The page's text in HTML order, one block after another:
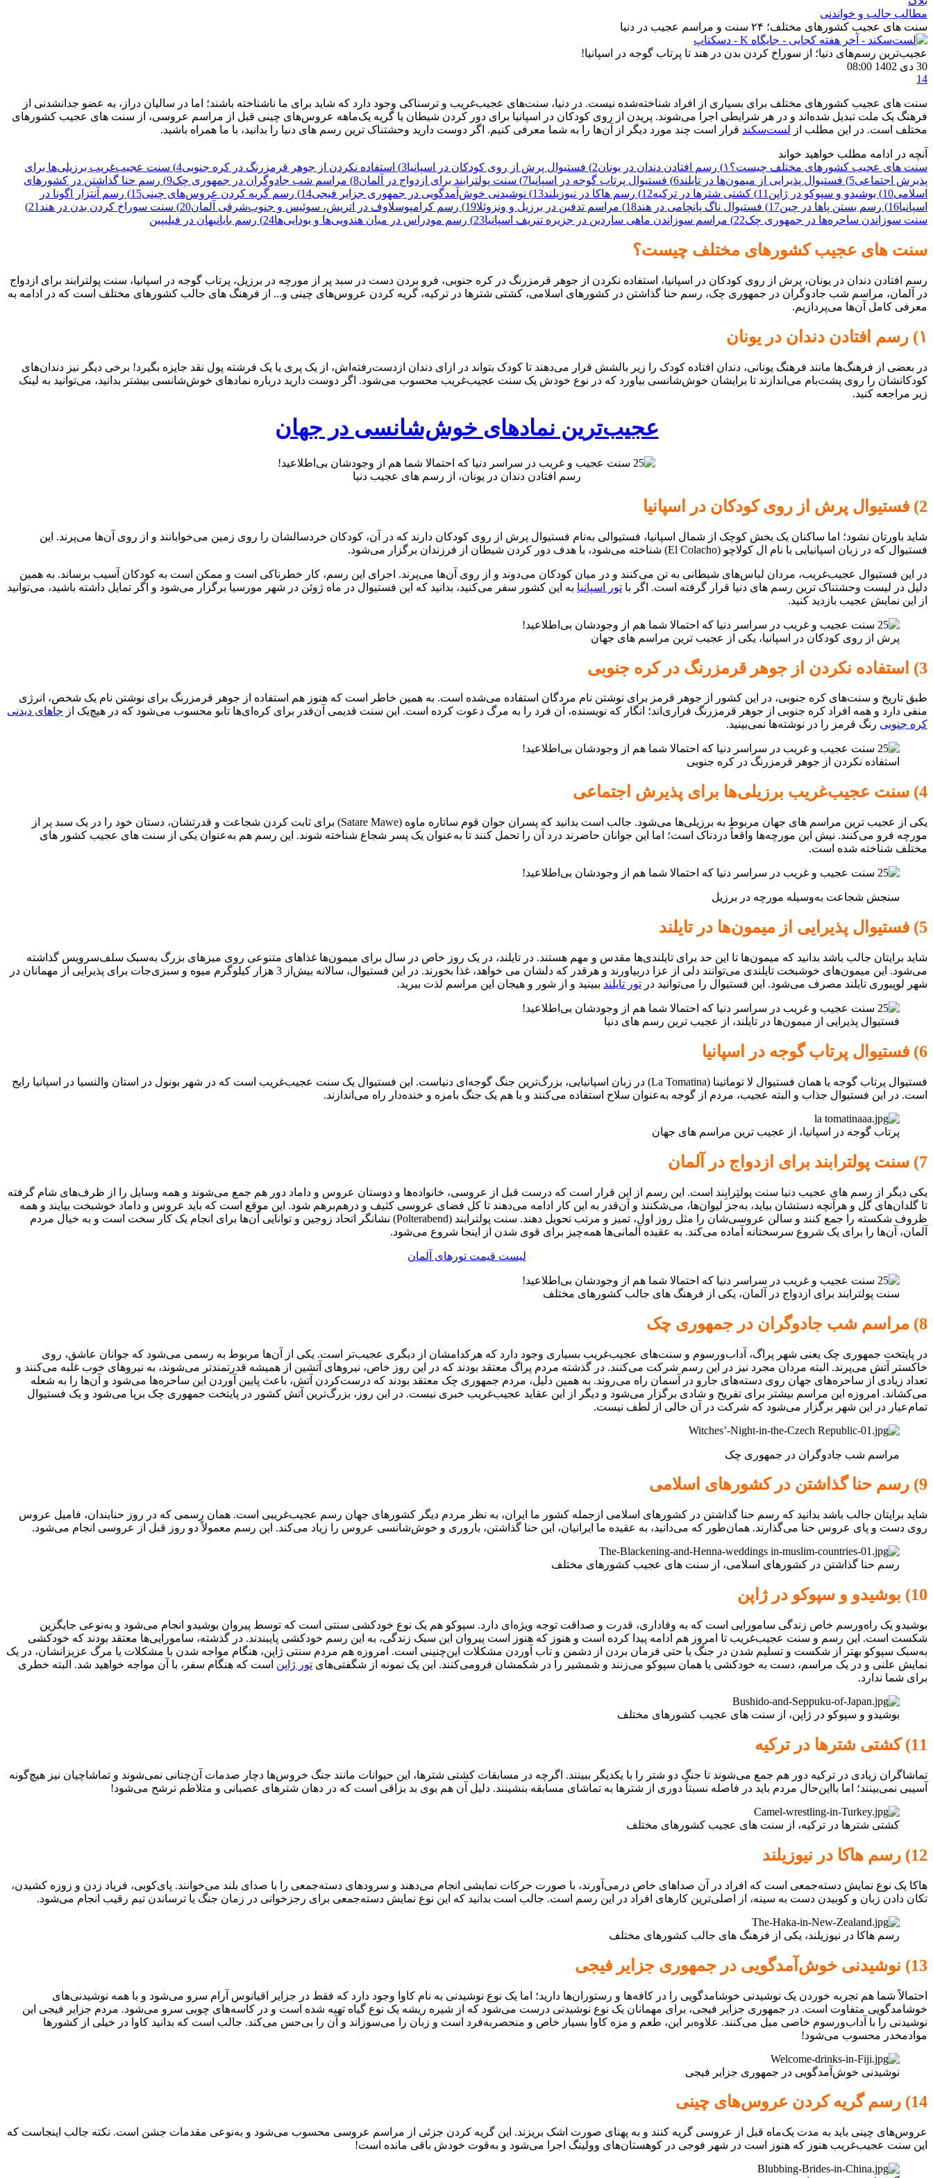
مطالب جالب و خواندنی
سنت های عجیب کشورهای مختلف؛ ۲۴ سنت و مراسم عجیب در دنیا
عجیب‌ترین رسم‌های دنیا؛ از سوراخ کردن بدن در هند تا پرتاب گوجه در اسپانیا!
30 دی 1402 08:00
14
سنت های عجیب کشورهای مختلف برای بسیاری از افراد شناخته‌شده نیست. در دنیا، سنت‌‌های عجیب‌غریب و ترسناکی وجود دارد که شاید برای ما ناشناخته باشند؛ اما در سالیان دراز، به عضو جدانشدنی از
فرهنگ یک ملت تبدیل شده‌اند و در هر شرایطی اجرا می‌شوند. پریدن از روی کودکان در اسپانیا برای دور کردن شیطان یا گریه یک‌ماهه عروس‌های چینی قبل از مراسم عروسی، از سنت های عجیب کشورهای
مختلف است. در این مطلب از لست‌سکند قرار است چند مورد دیگر از آن‌ها را به شما معرفی کنیم. اگر دوست دارید وحشتناک ترین رسم های دنیا را بدانید، با ما همراه باشید.
آنچه در ادامه مطلب خواهید خواند
سنت های عجیب کشورهای مختلف چیست؟ ۱) رسم افتادن دندان در یونان 2) فستیوال پرش از روی کودکان در اسپانیا 3) استفاده نکردن از جوهر قرمزرنگ در کره جنوبی
4) سنت عجیب‌غریب برزیلی‌ها برای
پذیرش اجتماعی5) فستیوال پذیرایی از میمون‌ها در تایلند 6) فستیوال پرتاب گوجه در اسپانیا 7) سنت پولترابند برای ازدواج در آلمان 8) مراسم شب جادوگران در جمهوری چک
9) رسم حنا‌ گذاشتن در کشور‌های
اسلامی10) بوشیدو و سپوکو در ژاپن 11) کشتی شتر‌ها در ترکیه 12) رسم هاکا در نیوزیلند 13) نوشیدنی خوش‌آمدگویی در جمهوری جزایر فیجی 14) رسم گریه‌ کردن عروس‌های چینی
15) رسم آنتزار اگونا در
اسپانیا16) رسم بستن پا‌ها در چین 17) فستیوال ناگ پانچامی در هند 18) مراسم تدفین در برزیل و ونزوئلا 19) رسم کرامپوسلاوف در اتریش، سوئیس و جنوب‌شرقی آلمان 20) سنت سوراخ‌ کردن بدن در هند
21)
سنت سوزاندن ساحره‌ها در جمهوری چک22) مراسم سوزاندن ماهی ساردین در جزیره تنریف اسپانیا 23) رسم مودراس در میان هندویی‌ها و بودایی‌ها 24) رسم بایانیهان در فیلیپین
سنت های عجیب کشورهای مختلف چیست؟
رسم افتادن دندان در یونان، پرش از روی کودکان در اسپانیا، استفاده نکردن از جوهر قرمزرنگ در کره جنوبی، فرو بردن دست در سبد پر از مورچه در برزیل، پرتاب گوجه در اسپانیا، سنت پولترابند برای ازدواج
در آلمان، مراسم شب جادوگران در جمهوری چک، رسم حنا‌ گذاشتن در کشور‌های اسلامی، کشتی شتر‌ها در ترکیه، گریه‌ کردن عروس‌های چینی و... از فرهنگ های جالب کشورهای مختلف است که در ادامه به
معرفی کامل آن‌ها می‌پردازیم.
۱) رسم افتادن دندان در یونان
در بعضی از فرهنگ‌ها مانند فرهنگ یونانی، دندان افتاده کودک را زیر بالشش قرار می‌دهند تا کودک بتواند در ازای دندان ازدست‌رفته‌اش، از یک پری یا یک فرشته پول نقد جایزه بگیرد! برخی دیگر نیز دندان‌های
کودکانشان را روی پشت‌بام می‌اندازند تا برایشان خوش‌شانسی بیاورد که در نوع خودش یک سنت عجیب‌غریب محسوب می‌شود. اگر دوست دارید درباره نمادهای خوش‌شانسی بیشتر بدانید، می‌توانید به لینک
زیر مراجعه کنید.
عجیب‌ترین نمادهای خوش‌شانسی در جهان
رسم افتادن دندان در یونان، از رسم های عجیب دنیا
2) فستیوال پرش از روی کودکان در اسپانیا
شاید باورتان نشود؛ اما ساکنان یک بخش کوچک از شمال اسپانیا، فستیوالی به‌نام فستیوال پرش از روی کودکان دارند که در آن، کودکان خردسالشان را روی زمین می‌خوابانند و از روی آن‌ها می‌پرند. این
فستیوال که در زبان اسپانیایی با نام ال کولاچو (El Colacho) شناخته می‌شود، با هدف دور کردن شیطان از فرزندان برگزار می‌شود.
در این فستیوال عجیب‌غریب، مردان لباس‌های شیطانی به تن می‌کنند و در میان کودکان می‌دوند و از روی آن‌ها می‌پرند. اجرای این رسم، کار خطرناکی است و ممکن است به کودکان آسیب برساند. به همین
دلیل در لیست وحشتناک ترین رسم های دنیا قرار گرفته است. اگر با تور اسپانیا به این کشور سفر می‌کنید،‌ بدانید که این فستیوال در ماه ژوئن در شهر مورسیا برگزار می‌شود و اگر تمایل داشته باشید، می‌توانید
از این نمایش عجیب بازدید کنید.
پرش از روی کودکان در اسپانیا، یکی از عجیب ترین مراسم های جهان
3) استفاده نکردن از جوهر قرمزرنگ در کره جنوبی
طبق تاریخ و سنت‌های کره جنوبی، در این کشور از جوهر قرمز برای نوشتن نام مردگان استفاده می‌شده است. به همین خاطر است که هنوز هم استفاده از جوهر قرمزرنگ برای نوشتن نام یک شخص، انرژی
منفی دارد و همه افراد کره جنوبی از جوهر قرمزرنگ فراری‌اند؛ انگار که نویسنده، آن فرد را به مرگ دعوت کرده است. این سنت قدیمی آن‌قدر برای کره‌ای‌ها تابو محسوب می‌شود که در هیچ‌یک از جاهای دیدنی
کره جنوبی رنگ قرمز را در نوشته‌ها نمی‌بینید.
استفاده نکردن از جوهر قرمزرنگ در کره جنوبی
4) سنت عجیب‌غریب برزیلی‌ها برای پذیرش اجتماعی
یکی از عجیب ترین مراسم های جهان مربوط به برزیلی‌ها می‌شود. جالب است بدانید که پسران جوان قوم ساتاره ماوه (Satare Mawe) برای ثابت کردن شجاعت و قدرتشان، دستان خود را در یک سبد پر از
مورچه فرو می‌کنند. نیش این مورچه‌ها واقعاً دردناک است؛ اما این جوانان حاضرند درد آن را تحمل کنند تا به‌عنوان یک پسر شجاع شناخته شوند. این رسم هم به‌عنوان یکی از سنت های عجیب کشور های
مختلف شناخته شده است.
سنجش شجاعت به‌وسیله مورچه در برزیل
5) فستیوال پذیرایی از میمون‌ها در تایلند
شاید برایتان جالب باشد بدانید که میمون‌ها تا این حد برای تایلندی‌ها مقدس و مهم هستند. در تایلند، در یک روز خاص در سال برای میمون‌ها غذاهای متنوعی روی میزهای بزرگ به‌سبک سلف‌سرویس گذاشته
می‌شود. این میمون‌های خوشبخت تایلندی می‌توانند دلی از عزا دربیاورند و هرقدر که دلشان می خواهد، غذا بخورند. در این فستیوال، سالانه بیش‌از 3 هزار کیلوگرم میوه و سبزی‌جات برای پذیرایی از مهمانان در
شهر لوپبوری تایلند مصرف می‌شود. این فستیوال را می‌توانید در تور تایلند ببینید و از شور و هیجان این مراسم لذت ببرید.
فستیوال پذیرایی از میمون‌ها در تایلند، از عجیب ترین رسم های دنیا
6) فستیوال پرتاب گوجه در اسپانیا
فستیوال پرتاب گوجه یا همان فستیوال لا توماتینا (La Tomatina) در زبان اسپانیایی، بزرگ‌ترین جنگ گوجه‌ای دنیاست. این فستیوال یک سنت عجیب‌غریب است که در شهر بونول در استان والنسیا در اسپانیا رایج
است. در این فستیوال جذاب و البته عجیب، مردم از گوجه به‌عنوان سلاح استفاده می‌کنند و با هم یک جنگ بامزه و خنده‌دار راه می‌اندازند.
پرتاب گوجه در اسپانیا، از عجیب ترین مراسم های جهان
7) سنت پولترابند برای ازدواج در آلمان
یکی دیگر از رسم های عجیب دنیا سنت پولتِرابِند است. این رسم از این قرار است که درست قبل از عروسی، خانواده‌ها و دوستان عروس و داماد دور هم جمع می‌شوند و همه وسایل را از ظرف‌های شام گرفته
تا گلدان‌های گل و هرآنچه دستشان بیاید، به‌جز لیوان‌ها، می‌شکنند و آن‌قدر به این کار ادامه می‌دهند تا کل فضای عروسی کثیف و درهم‌برهم شود. این موقع است که باید عروس و داماد خوشبخت بیایند و همه
ظروف شکسته را جمع کنند و سالن عروسی‌شان را مثل روز اول، تمیز و مرتب تحویل دهند. سنت پولترابند (Polterabend) نشانگر اتحاد زوجین و توانایی آن‌ها برای انجام یک کار سخت است و به خیال مردم
آلمان، آن‌ها را برای یک شروع سرسختانه آماده می‌کند. به عقیده آلمانی‌ها همه‌چیز برای قوی شدن از اینجا شروع می‌شود.
لیست قیمت تورهای آلمان
سنت پولترابند برای ازدواج در آلمان، یکی از فرهنگ های جالب کشورهای مختلف
8) مراسم شب جادوگران در جمهوری چک
در پایتخت جمهوری چک یعنی شهر پراگ، آداب‌و‌رسوم و سنت‌های عجیب‌غریب بسیاری وجود دارد که هرکدامشان از دیگری عجیب‌تر است. یکی از آن‌ها مربوط به رسمی می‌شود که جوانان عاشق، روی
خاکستر آتش می‌پرند. البته مردان مجرد نیز در این رسم شرکت می‌کنند. در گذشته مردم پراگ معتقد بودند که در این روز خاص، نیروهای آتشین از همیشه قدرتمند‌تر می‌شوند، به نیرو‌های خوب غلبه می‌کنند و
تعداد زیادی از ساحره‌های جهان روی دسته‌های جارو در آسمان راه می‌روند. به همین دلیل، مردم جمهوری چک معتقد بودند که درست‌کردن آتش، باعث پایین آوردن این ساحره‌ها می‌شود و آن‌ها را به شعله
می‌کشاند. امروزه این مراسم بیشتر برای تفریح و شادی برگزار می‌شود و دیگر از این عقاید عجیب‌غریب خبری نیست. در این روز، بزرگ‌ترین آتش کشور در پایتخت جمهوری چک برپا می‌شود و یک فستیوال
تمام‌عیار در این شهر برگزار می‌شود که شرکت در آن خالی از لطف نیست.
مراسم شب جادوگران در جمهوری چک
9) رسم حنا‌ گذاشتن در کشور‌های اسلامی
شاید برایتان جالب باشد بدانید که رسم حنا گذاشتن در کشورهای اسلامی ازجمله کشور ما ایران، به نظر مردم دیگر کشورهای جهان رسم عجیب‌غریبی است. همان رسمی که در روز حنابندان، فامیل عروس
روی دست و پای عروس حنا می‌گذارند. همان‌طور که می‌دانید، به عقیده ما ایرانیان، این حنا گذاشتن، باروری و خوش‌شانسی عروس را زیاد می‌کند. این رسم معمولاً دو روز قبل از عروسی انجام می‌شود.
رسم حنا‌ گذاشتن در کشور‌های اسلامی، از سنت های عجیب کشورهای مختلف
10) بوشیدو و سپوکو در ژاپن
بوشیدو یک راه‌و‌رسم خاص زندگی سامورایی است که به وفاداری، قدرت و صداقت توجه ویژه‌ای دارد. سپوکو هم یک نوع خودکشی سنتی است که توسط پیروان بوشیدو انجام می‌شود و به‌نوعی جایگزین
شکست است. این رسم و سنت عجیب‌غریب تا امروز هم ادامه پیدا کرده است و هنوز که هنوز است پیروان این سبک زندگی، به این رسم خودکشی پایبندند. در گذشته، سامورایی‌ها معتقد بودند که خودکشی
به‌سبک سپوکو بهتر از شکست و تسلیم شدن در جنگ یا حتی فرمان‌ بردن از دشمن و تاب آوردن مشکلات این‌چنینی است. امروزه هم مردم سنتی ژاپن، هنگام مواجه شدن با مشکلات یا مرگ عزیزانشان، در یک
نمایش علنی و در یک مراسم، دست به خودکشی یا همان سپوکو می‌زنند و شمشیر را در شکمشان فرومی‌کنند. این یک نمونه از شگفتی‌های تور ژاپن است که هنگام سفر، با آن مواجه خواهید شد. البته خطری
برای شما ندارد.
بوشیدو و سپوکو در ژاپن، از سنت های عجیب کشورهای مختلف
11) کشتی شتر‌ها در ترکیه
تماشاگران زیادی در ترکیه دور هم جمع می‌شوند تا جنگ دو شتر را با یکدیگر ببینند. اگرچه در مسابقات کشتی شتر‌ها، این حیوانات مانند جنگ خروس‌ها دچار صدمات آن‌چنانی نمی‌شوند و تماشاچیان نیز هیچ‌گونه
آسیبی نمی‌بینند؛ اما بااین‌حال مردم باید در فاصله نسبتاً دوری از شترها به تماشای مسابقه بنشینند. دلیل آن هم بوی بد بزاقی است که در دهان شترهای عصبانی و متلاطم ترشح می‌شود!
کشتی شتر‌ها در ترکیه، از سنت های عجیب کشورهای مختلف
12) رسم هاکا در نیوزیلند
هاکا یک نوع نمایش دسته‌جمعی است که افراد در آن صدا‌های خاص درمی‌آورند، با صورت حرکات نمایشی انجام می‌دهند و سرود‌های دسته‌جمعی را با صدای بلند می‌خوانند. پای‌کوبی، فریاد زدن و زوزه کشیدن،
تکان دادن زبان و کوبیدن دست‌ به‌ سینه، از اصلی‌ترین کارهای افراد در این رسم است. جالب است بدانید که این نوع نمایش دسته‌جمعی برای رجز‌خوانی در زمان جنگ یا ترساندن تیم رقیب انجام می‌شود.
رسم هاکا در نیوزیلند، یکی از فرهنگ های جالب کشورهای مختلف
13) نوشیدنی خوش‌آمدگویی در جمهوری جزایر فیجی
احتمالاً شما هم تجربه خوردن یک نوشیدنی خوشامد‌گویی را در کافه‌ها و رستوران‌ها دارید؛ اما یک نوع نوشیدنی به نام کاوا وجود دارد که فقط در جزایر اقیانوس آرام سرو می‌شود و با همه نوشیدنی‌های
خوشامدگویی متفاوت است. در جمهوری جزایر فیجی، برای مهمانان یک نوع نوشیدنی درست می‌شود که از شیره ریشه یک نوع گیاه تهیه شده است و در کاسه‌های چوبی سرو می‌شود. مردم جزایر فیجی این
نوشیدنی را با آداب‌و‌رسوم خاصی میل می‌کنند. علاوه‌بر این‌، طعم و‌ مزه کاوا بسیار خاص و منحصر‌به‌فرد است و زبان را می‌سوزاند و آن را بی‌حس می‌کند. جالب است که بدانید کاوا در خیلی از کشور‌ها
مواد‌مخدر محسوب می‌شود!
نوشیدنی خوش‌آمدگویی در جمهوری جزایر فیجی
14) رسم گریه‌ کردن عروس‌های چینی
عروس‌های چینی باید به مدت یک‌ماه قبل از عروسی گریه کنند و به پهنای صورت اشک بریزند. این گریه کردن جزئی از مراسم عروسی محسوب می‌شود و به‌نوعی مقدمات جشن است. نکته جالب اینجاست که
این سنت عجیب‌غریب هنوز که هنوز است در شهر فوجی در کوهستان‌های وولینگ اجرا می‌شود و به‌قوت خودش باقی مانده است!